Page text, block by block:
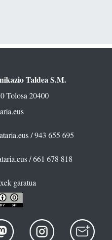
Taldea S.M.
Tolosa 20400
/ 943 655 695
/ 661 678 818
garatua